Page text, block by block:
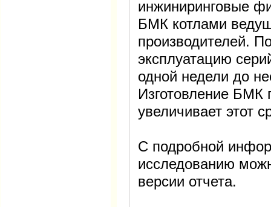
инжиниринговые
БМК котлами
производителей.
эксплуатацию
одной недели до
Изготовление БМК
увеличивает этот
С подробной
исследованию
версии отчета.